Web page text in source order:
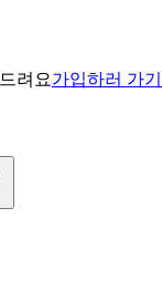
드려요가입하러 가기